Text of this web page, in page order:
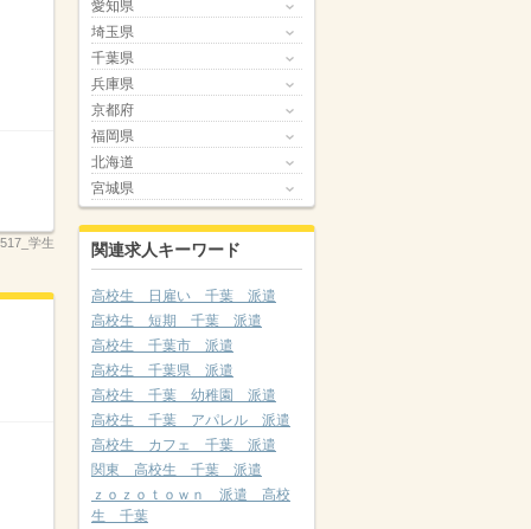
学生
愛知県
埼玉県
千葉県
兵庫県
京都府
福岡県
北海道
宮城県
関連求人キーワード
高校生 日雇い 千葉 派遣
高校生 短期 千葉 派遣
高校生 千葉市 派遣
高校生 千葉県 派遣
高校生 千葉 幼稚園 派遣
高校生 千葉 アパレル 派遣
高校生 カフェ 千葉 派遣
関東 高校生 千葉 派遣
ｚｏｚｏｔｏｗｎ 派遣 高校
生 千葉